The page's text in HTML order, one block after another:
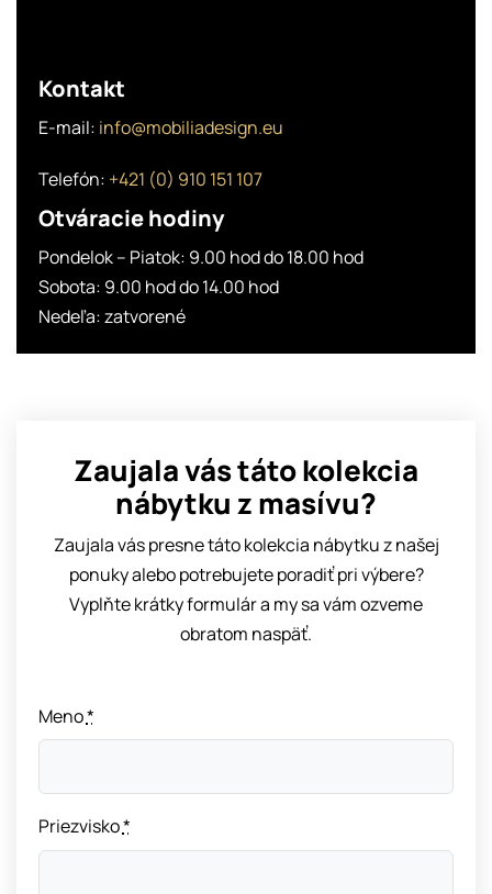
Kontakt
E-mail: info@mobiliadesign.eu
Telefón: +421 (0) 910 151 107
Otváracie hodiny
Pondelok – Piatok: 9.00 hod do 18.00 hod
Sobota: 9.00 hod do 14.00 hod
Nedeľa: zatvorené
Zaujala vás táto kolekcia
nábytku z masívu?
Zaujala vás presne táto kolekcia nábytku z našej
ponuky alebo potrebujete poradiť pri výbere?
Vyplňte krátky formulár a my sa vám ozveme
obratom naspäť.
Meno*
Priezvisko*